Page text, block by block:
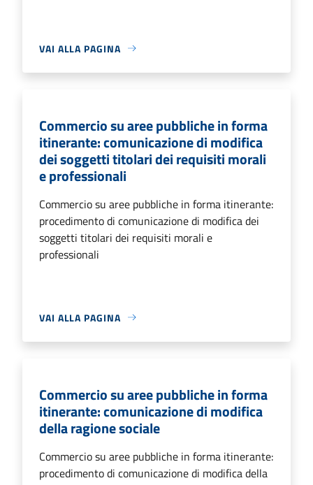
VAI ALLA PAGINA
Commercio su aree pubbliche in forma
itinerante: comunicazione di modifica
dei soggetti titolari dei requisiti morali
e professionali
Commercio su aree pubbliche in forma itinerante:
procedimento di comunicazione di modifica dei
soggetti titolari dei requisiti morali e
professionali
VAI ALLA PAGINA
Commercio su aree pubbliche in forma
itinerante: comunicazione di modifica
della ragione sociale
Commercio su aree pubbliche in forma itinerante:
procedimento di comunicazione di modifica della